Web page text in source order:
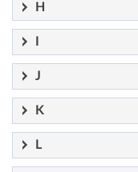
H
J
K
L